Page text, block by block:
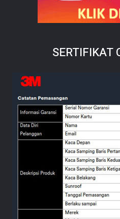
SERTIFIKAT